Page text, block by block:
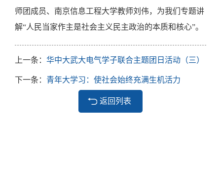
师团成员、南京信息工程大学教师刘伟，为我们专题讲
解“人民当家作主是社会主义民主政治的本质和核心”。
上一条： 华中大武大电气学子联合主题团日活动（三）
下一条： 青年大学习：使社会始终充满生机活力
返回列表